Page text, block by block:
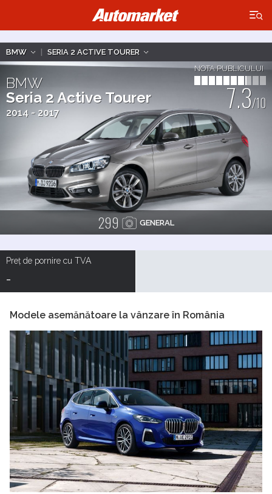
×
BMW | SERIA 2 ACTIVE TOURER
BMW
Seria 2 Active Tourer
2014 - 2017
NOTA PUBLICULUI
7.3/10
299 GENERAL
Preț de pornire cu TVA
-
Modele asemănătoare la vânzare în România